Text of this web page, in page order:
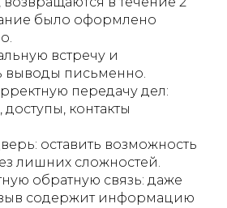
было оформлено
встречу и
выводы письменно.
передачу дел:
контакты
оставить возможность
лишних сложностей.
обратную связь: даже
содержит информацию